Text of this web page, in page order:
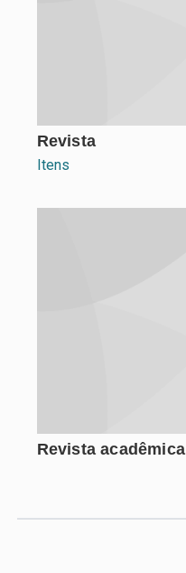
Revista
Itens
Revista acadêmica